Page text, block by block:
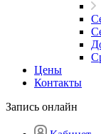
Цены
Контакты
Запись онлайн